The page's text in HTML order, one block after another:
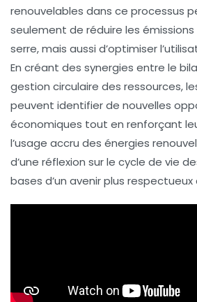
renouvelables dans ce processus
seulement de réduire les
serre, mais aussi d’optimiser
En créant des synergies entre le
gestion circulaire des ressources,
peuvent identifier de nouvelles
économiques tout en renforçant
l’usage accru des énergies
d’une réflexion sur le cycle de vie
bases d’un avenir plus respectueux